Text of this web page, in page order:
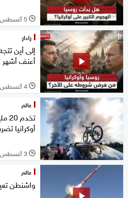
l 5 أغسطس 2026
رادار
إلى أين
أعنف أشهر
l 4 أغسطس 2026
عالم
أوكرانيا
l 3 أغسطس 2026
عالم
واشنطن